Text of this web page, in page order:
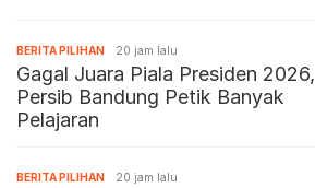
BERITA PILIHAN 20 jam lalu
Gagal Juara Piala Presiden 2026,
Persib Bandung Petik Banyak
Pelajaran
BERITA PILIHAN 20 jam lalu